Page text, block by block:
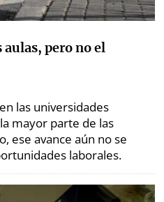
aulas, pero no el
las universidades
mayor parte de las
ese avance aún no se
laborales.